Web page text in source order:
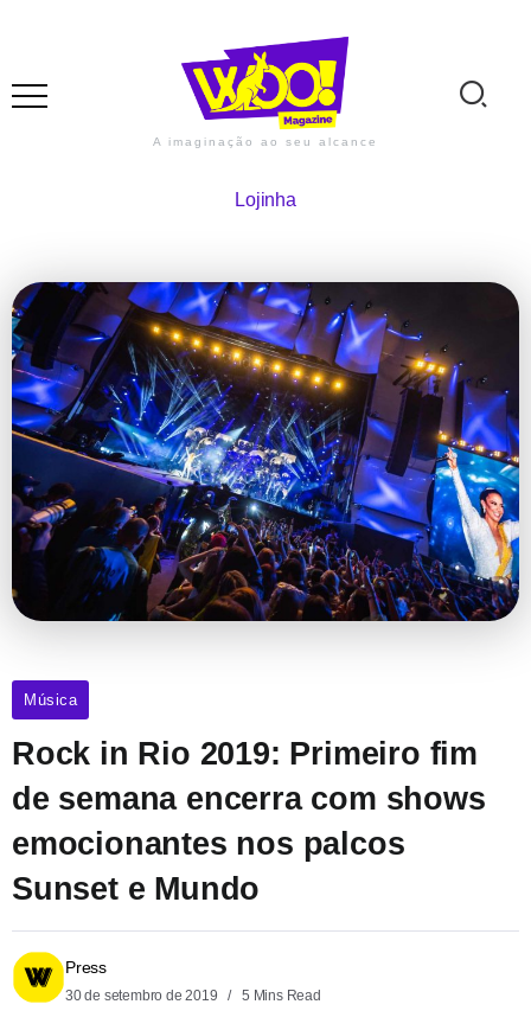
A imaginação ao seu alcance
Lojinha
Música
Rock in Rio 2019: Primeiro fim
de semana encerra com shows
emocionantes nos palcos
Sunset e Mundo
Press
30 de setembro de 2019 5 Mins Read